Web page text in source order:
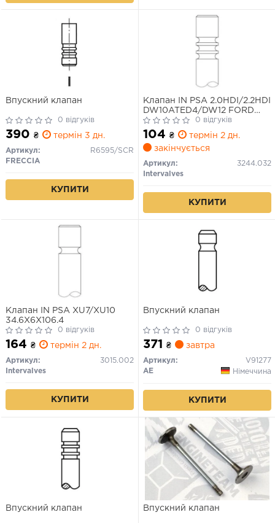
Впускний клапан
0 відгуків
390 ₴ термін 3 дн.
Артикул:
R6595/SCR
FRECCIA
КУПИТИ
Клапан IN PSA 2.0HDI/2.2HDI
DW10ATED4/DW12 FORD
2.0TDCI 29.
0 відгуків
104 ₴
термін 2 дн.
закінчується
Артикул:
3244.032
Intervalves
КУПИТИ
Клапан IN PSA XU7/XU10
34.6X6X106.4
0 відгуків
164 ₴ термін 2 дн.
Артикул:
3015.002
Intervalves
КУПИТИ
Впускний клапан
0 відгуків
371 ₴ завтра
Артикул:
V91277
AE
Німеччина
КУПИТИ
Впускний клапан Впускний клапан